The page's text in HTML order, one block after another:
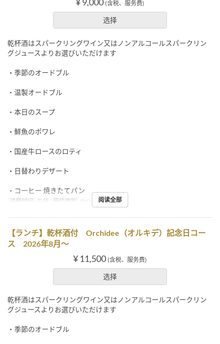
(含税、服务费)
选择
乾杯酒はスパークリングワイン又はノンアルコールスパークリン
グジュースよりお選びいただけます
・季節のオードブル
・温製オードブル
・本日のスープ
・鮮魚のポワレ
・国産牛ロースのロティ
・日替わりデザート
・コーヒー 焼きたてパン
进餐时间 午餐 座位类别 OKUMURATEI
阅读全部
【ランチ】乾杯酒付 Orchidee（オルキデ）記念日コー
ス 2026年8月～
¥ 11,500 (含税、服务费)
选择
乾杯酒はスパークリングワイン又はノンアルコールスパークリン
グジュースよりお選びいただけます
・季節のオードブル